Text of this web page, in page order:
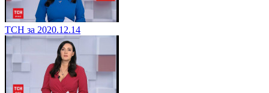
ТСН за 2020.12.14